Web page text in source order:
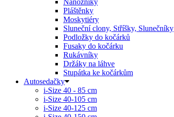
Pláštěnky
Moskytiéry
Sluneční clony, Stříšky, Slunečníky
Podložky do kočárků
Fusaky do kočárku
Rukávníky
Držáky na láhve
Stupátka ke kočárkům
Autosedačky
i-Size 40 - 85 cm
i-Size 40-105 cm
i-Size 40-125 cm